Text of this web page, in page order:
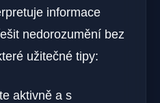
informace
nedorozumění bez
užitečné tipy:
aktivně a s